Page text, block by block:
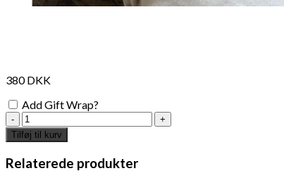
380DKK
Add Gift Wrap?
100%
linen
pillow
35x70
cm
Tilføj til kurv
Relaterede produkter